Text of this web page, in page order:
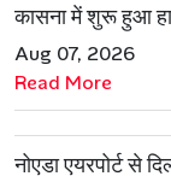
कासना में शुरू हुआ
Aug 07, 2026
Read More
नोएडा एयरपोर्ट से